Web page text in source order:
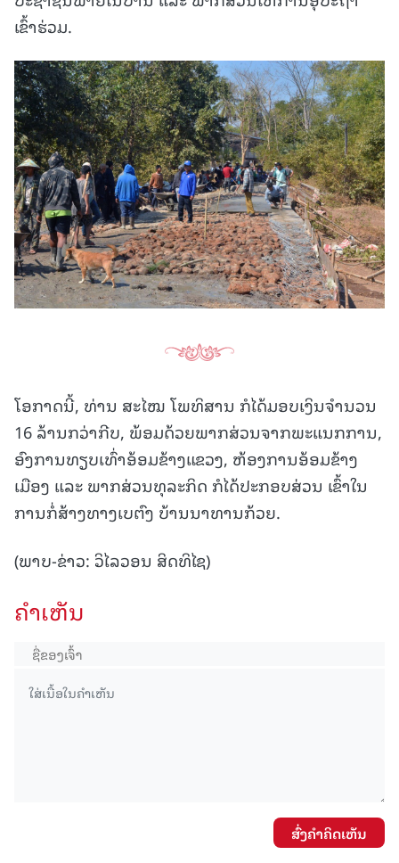
ເຂົ້າຮ່ວມ.
ໂອກາດນີ້, ທ່ານ ສະໄໝ ໂພທິສານ ກໍໄດ້ມອບເງິນຈຳນວນ
16 ລ້ານກວ່າກີບ, ພ້ອມດ້ວຍພາກສ່ວນຈາກພະແນກການ,
ອົງການທຽບເທົ່າອ້ອມຂ້າງແຂວງ, ຫ້ອງການອ້ອມຂ້າງ
ເມືອງ ແລະ ພາກສ່ວນທຸລະກິດ ກໍໄດ້ປະກອບສ່ວນ ເຂົ້າໃນ
ການກໍ່ສ້າງທາງເບຕົງ ບ້ານນາທານກ້ວຍ.
(ພາບ-ຂ່າວ: ວິໄລວອນ ສິດທິໄຊ)
ຄໍາເຫັນ
ສົ່ງຄໍາຄິດເຫັນ